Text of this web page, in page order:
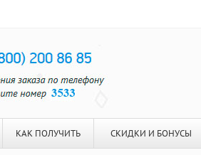
КАК ПОЛУЧИТЬ СКИДКИ И БОНУСЫ